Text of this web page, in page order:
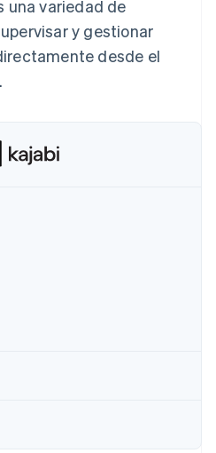
carbono
línea
está construyendo la
una variedad de
y gestionar
desde el